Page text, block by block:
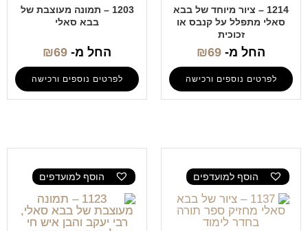
1214 – ציור מיוחד של בבא
סאלי מתפלל על קנבס או
זכוכית
החל מ- ₪69
לפרטים נוספים ורכישה
1203 – תמונה מעוצבת של
בבא סאלי
החל מ- ₪69
לפרטים נוספים ורכישה
הוסף למועדפים הוסף למועדפים